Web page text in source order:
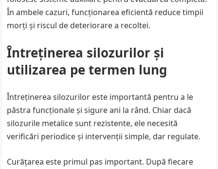
În ambele cazuri, funcționarea eficientă reduce timpii
morți și riscul de deteriorare a recoltei.
Întreținerea silozurilor și
utilizarea pe termen lung
Întreținerea silozurilor este importantă pentru a le
păstra funcționale și sigure ani la rând. Chiar dacă
silozurile metalice sunt rezistente, ele necesită
verificări periodice și intervenții simple, dar regulate.
Curățarea este primul pas important. După fiecare